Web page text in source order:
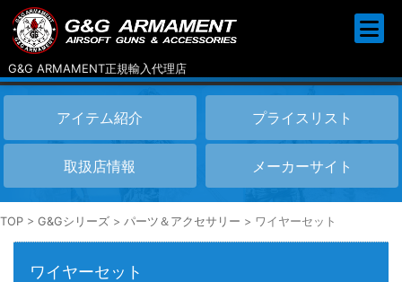
G&G ARMAMENT正規輸入代理店
アイテム紹介 プライスリスト
取扱店情報 メーカーサイト
TOP > G&Gシリーズ > パーツ＆アクセサリー > ワイヤーセット
ワイヤーセット